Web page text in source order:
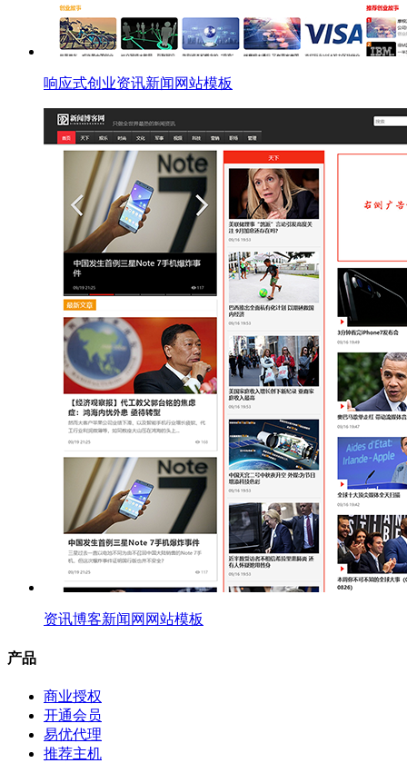
响应式创业资讯新闻网站模板
资讯博客新闻网网站模板
产品
商业授权
开通会员
易优代理
推荐主机